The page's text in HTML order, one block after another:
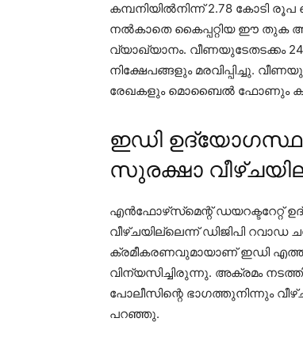
കമ്പനിയില്‍നിന്ന് 2.78 കോടി
നല്‍കാതെ കൈപ്പറ്റിയ ഈ തുക
വ്യാഖ്യാനം. വീണയുടേതടക്കം
നിക്ഷേപങ്ങളും മരവിപ്പിച്ചു.
രേഖകളും മൊബൈല്‍ ഫോണും
ഇഡി
സുരക്ഷാ
എന്‍ഫോഴ്‌സ്‌മെന്റ് ഡയറക്ടറേറ്റ്
വീഴ്ചയില്ലെന്ന് ഡിജിപി
ക്രമീകരണവുമായാണ് ഇഡി
വിന്യസിച്ചിരുന്നു. അക്രമം
പോലീസിന്റെ ഭാഗത്തുനിന്നും
പറഞ്ഞു.